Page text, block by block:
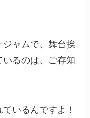
ジャムで、舞台挨
るのは、ご存知
いるんですよ！